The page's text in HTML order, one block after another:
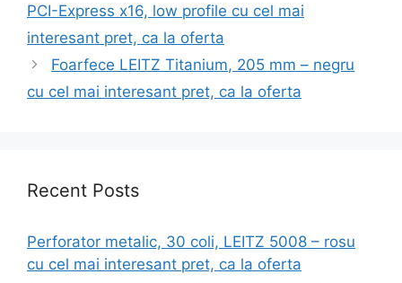
PCI-Express x16, low profile cu cel mai
interesant pret, ca la oferta
Foarfece LEITZ Titanium, 205 mm – negru
cu cel mai interesant pret, ca la oferta
Recent Posts
Perforator metalic, 30 coli, LEITZ 5008 – rosu
cu cel mai interesant pret, ca la oferta